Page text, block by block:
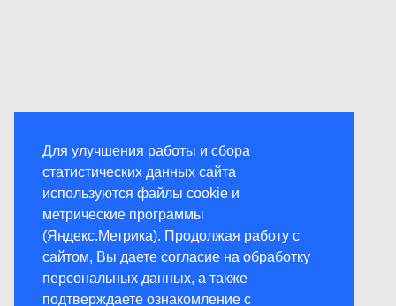
Для улучшения работы и сбора
статистических данных сайта
используются файлы cookie и
метрические программы
(Яндекс.Метрика). Продолжая работу с
сайтом, Вы даете согласие на обработку
персональных данных, а также
подтверждаете ознакомление с